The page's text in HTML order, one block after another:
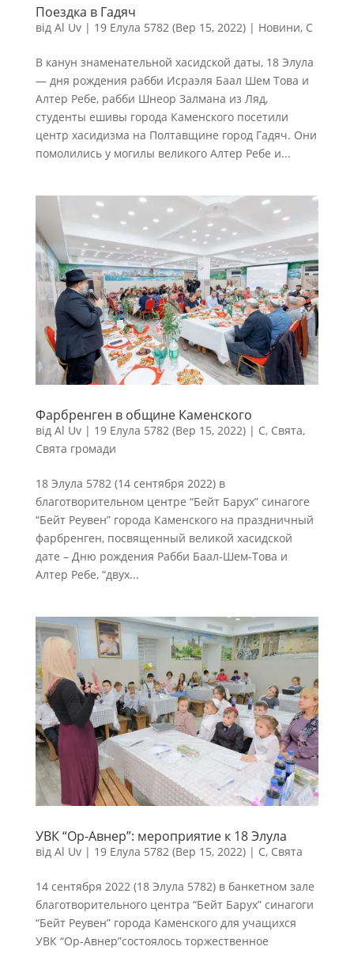
Поездка в Гадяч
від Al Uv| 19 Елула 5782 (Вер 15, 2022)| Новини, С
В канун знаменательной хасидской даты, 18 Элула
— дня рождения рабби Исраэля Баал Шем Това и
Алтер Ребе, рабби Шнеор Залмана из Ляд,
студенты ешивы города Каменского посетили
центр хасидизма на Полтавщине город Гадяч. Они
помолились у могилы великого Алтер Ребе и...
Фарбренген в общине Каменского
від Al Uv| 19 Елула 5782 (Вер 15, 2022)| С, Свята,
Свята громади
18 Элула 5782 (14 сентября 2022) в
благотворительном центре “Бейт Барух” синагоге
“Бейт Реувен” города Каменского на праздничный
фарбренген, посвященный великой хасидской
дате – Дню рождения Рабби Баал-Шем-Това и
Алтер Ребе, “двух...
УВК “Ор-Авнер”: мероприятие к 18 Элула
від Al Uv| 19 Елула 5782 (Вер 15, 2022)| С, Свята
14 сентября 2022 (18 Элула 5782) в банкетном зале
благотворительного центра “Бейт Барух” синагоги
“Бейт Реувен” города Каменского для учащихся
УВК “Ор-Авнер”состоялось торжественное